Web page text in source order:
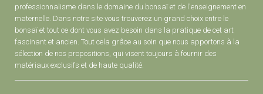
professionnalisme dans le domaine du bonsaï et de l'enseignement en
maternelle. Dans notre site vous trouverez un grand choix entre le
bonsaï et tout ce dont vous avez besoin dans la pratique de cet art
fascinant et ancien. Tout cela grâce au soin que nous apportons à la
sélection de nos propositions, qui visent toujours à fournir des
matériaux exclusifs et de haute qualité.